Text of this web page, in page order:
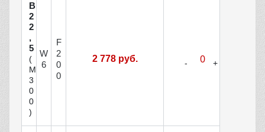
В
2
2
,
5
(
М
3
0
0
)
W
6
F
2
0
0
2 778 руб.